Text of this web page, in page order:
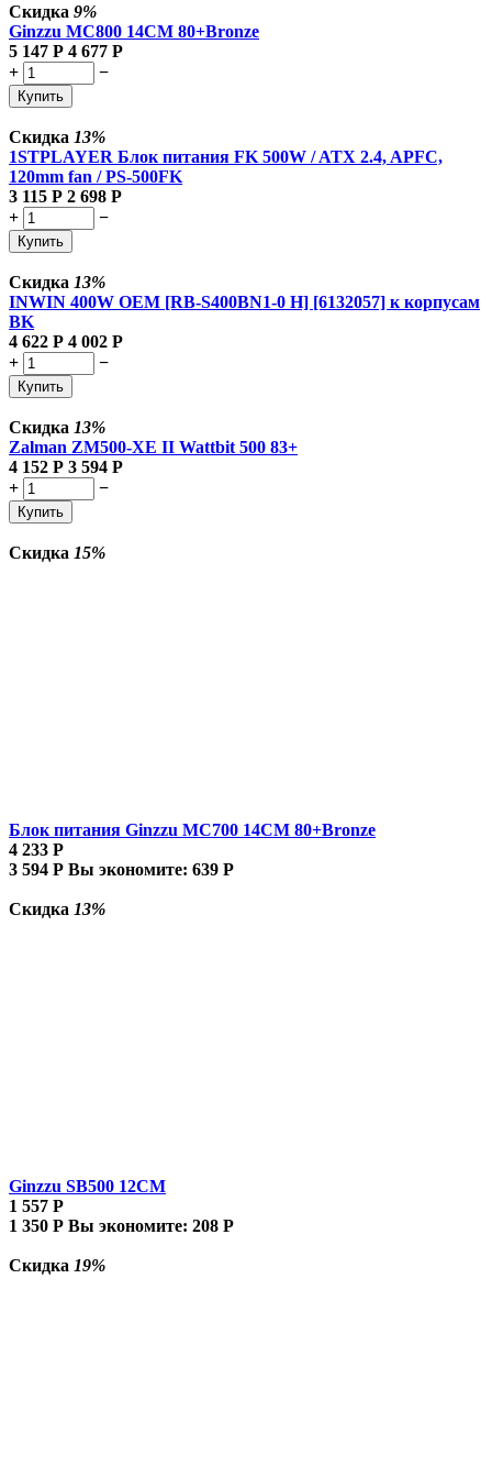
Скидка 9%
Ginzzu MC800 14CM 80+Bronze
5 147 Р 4 677 Р
+
−
Купить
Скидка 13%
1STPLAYER Блок питания FK 500W / ATX 2.4, APFC,
120mm fan / PS-500FK
3 115 Р 2 698 Р
+
−
Купить
Скидка 13%
INWIN 400W OEM [RB-S400BN1-0 H] [6132057] к корпусам
BK
4 622 Р 4 002 Р
+
−
Купить
Скидка 13%
Zalman ZM500-XE II Wattbit 500 83+
4 152 Р 3 594 Р
+
−
Купить
Скидка 15%
Блок питания Ginzzu MC700 14CM 80+Bronze
4 233 Р
3 594 Р Вы экономите: 639 Р
Скидка 13%
Ginzzu SB500 12CM
1 557 Р
1 350 Р Вы экономите: 208 Р
Скидка 19%